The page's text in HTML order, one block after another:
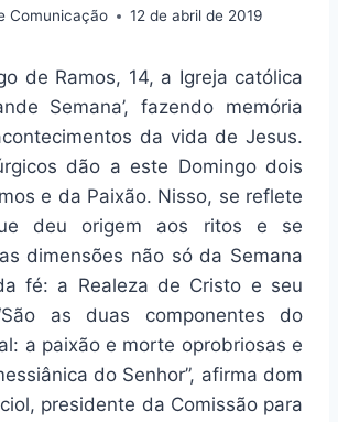
Comunicação 12 de abril de 2019
de Ramos, 14, a Igreja católica
Semana’, fazendo memória
da vida de Jesus.
dão a este Domingo dois
e da Paixão. Nisso, se reflete
deu origem aos ritos e se
dimensões não só da Semana
fé: a Realeza de Cristo e seu
as duas componentes do
a paixão e morte oprobriosas e
do Senhor”, afirma dom
presidente da Comissão para